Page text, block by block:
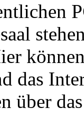
das
über